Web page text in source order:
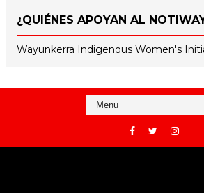
¿QUIÉNES APOYAN AL
Wayunkerra Indigenous Women's